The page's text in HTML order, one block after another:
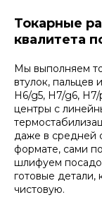
Токарные
квалитета
Мы выполняем
втулок, пальцев
H6/g5, H7/g6,
центры с
даже в средней
формате, сами
шлифуем
готовые детали,
чистовую.